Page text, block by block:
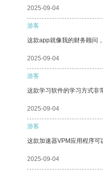
2025-09-04
游客
这款app就像我的财务顾问
2025-09-04
游客
这款学习软件的学习方式非
2025-09-04
游客
这款加速器VPM应用程序可
2025-09-04